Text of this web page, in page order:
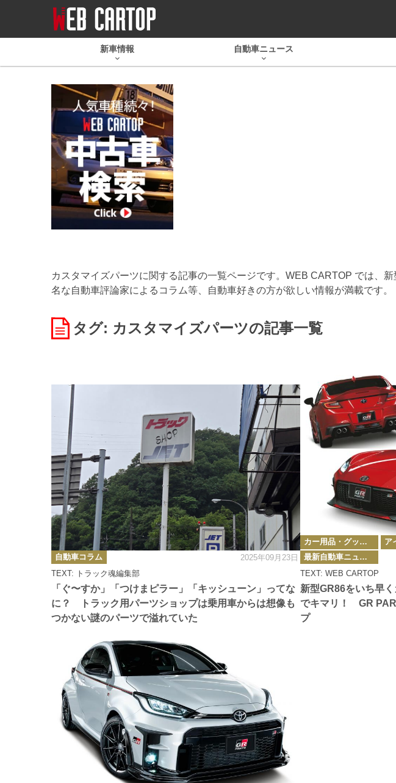
新車情報 自動車ニュース
カスタマイズパーツに関する記事の一覧ページです。WEB CARTOP では、
名な自動車評論家によるコラム等、自動車好きの方が欲しい情報が満載です。
タグ: カスタマイズパーツの記事一覧
「ぐ〜すか」「つけまピラー」「キッシューン」ってな
に？ トラック用パーツショップは乗用車からは想像も
つかない謎のパーツで溢れていた
TEXT: トラック魂編集部
カ
テ
ゴ
リ
ー
自動車コラム 2025年09月23日
新型GR86をいち早
でキマリ！ GR
プ
TEXT: WEB CARTOP
カ
テ
ゴ
リ
ー
カー用品・グッズ情報 ア
最新自動車ニュース